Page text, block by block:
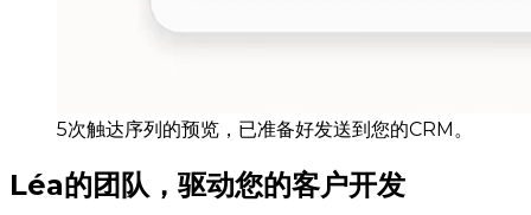
5次触达序列的预览，已准备好发送到您的CRM。
Léa的团队，驱动您的客户开发